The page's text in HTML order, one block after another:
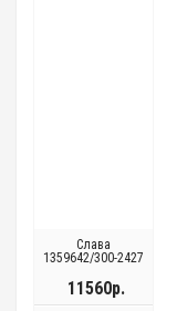
Слава
1359642/300-2427
11560р.